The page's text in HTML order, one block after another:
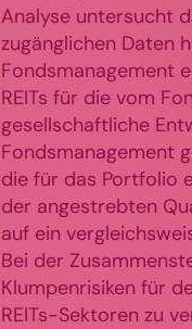
Analyse untersucht
zugänglichen Daten
Fondsmanagement
REITs für die vom
gesellschaftliche
Fondsmanagement
die für das Portfolio
der angestrebten
auf ein
Bei der
Klumpenrisiken für
REITs-Sektoren zu